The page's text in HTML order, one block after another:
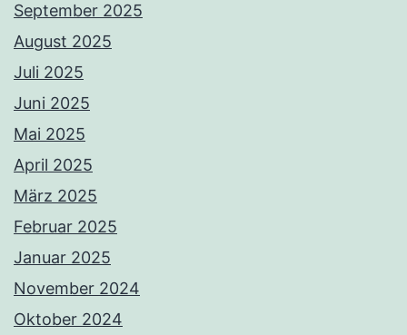
September 2025
August 2025
Juli 2025
Juni 2025
Mai 2025
April 2025
März 2025
Februar 2025
Januar 2025
November 2024
Oktober 2024